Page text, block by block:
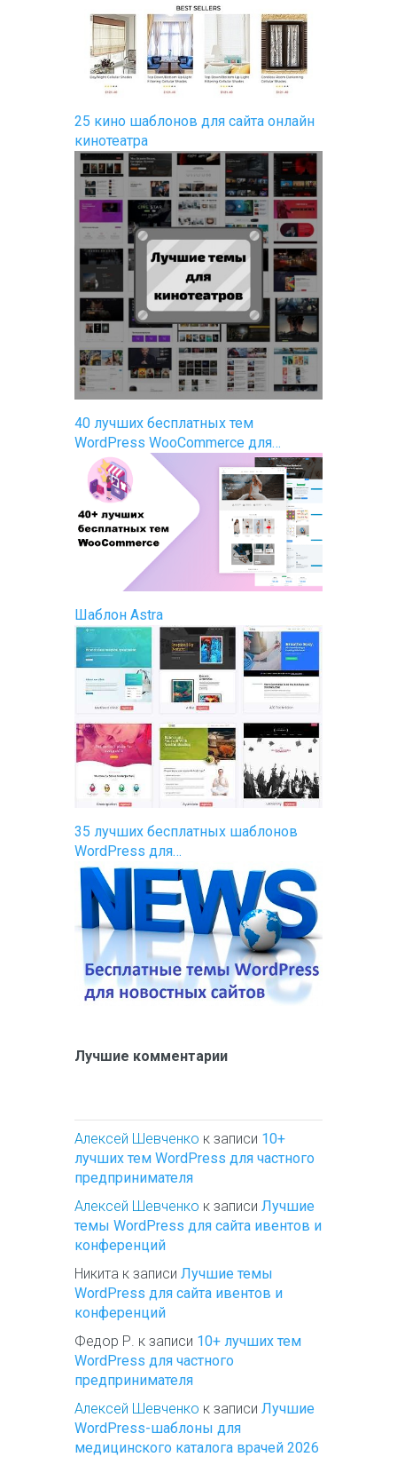
25 кино шаблонов для сайта онлайн
кинотеатра
40 лучших бесплатных тем
WordPress WooCommerce для…
Шаблон Astra
35 лучших бесплатных шаблонов
WordPress для…
Лучшие комментарии
Алексей Шевченко к записи 10+
лучших тем WordPress для частного
предпринимателя
Алексей Шевченко к записи Лучшие
темы WordPress для сайта ивентов и
конференций
Никита к записи Лучшие темы
WordPress для сайта ивентов и
конференций
Федор Р. к записи 10+ лучших тем
WordPress для частного
предпринимателя
Алексей Шевченко к записи Лучшие
WordPress-шаблоны для
медицинского каталога врачей 2026